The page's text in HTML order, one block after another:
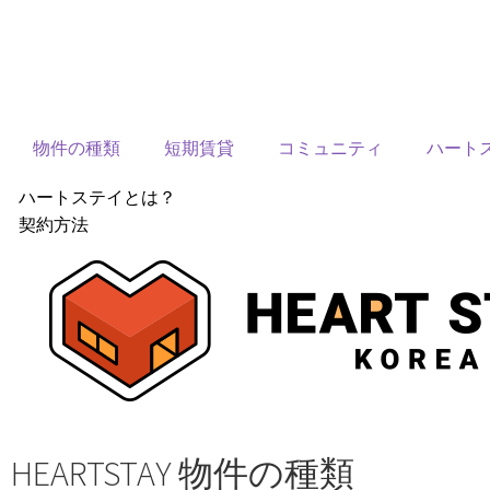
物件の種類 短期賃貸 コミュニティ ハート
ハートステイとは？
契約方法
サービス費用
よくある質問
HEARTSTAY 物件の種類